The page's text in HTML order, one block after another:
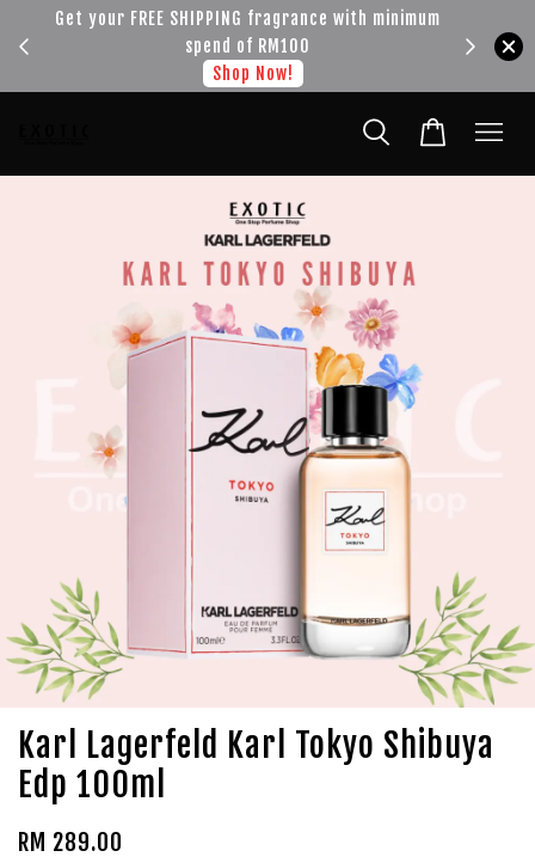
Get your FREE SHIPPING fragrance with minimum
spend of RM100
Shop Now!
Karl Lagerfeld Karl Tokyo Shibuya
Edp 100ml
RM 289.00